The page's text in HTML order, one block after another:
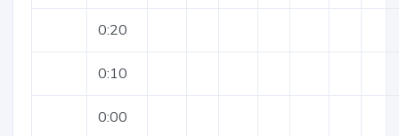
0:20
0:10
0:00